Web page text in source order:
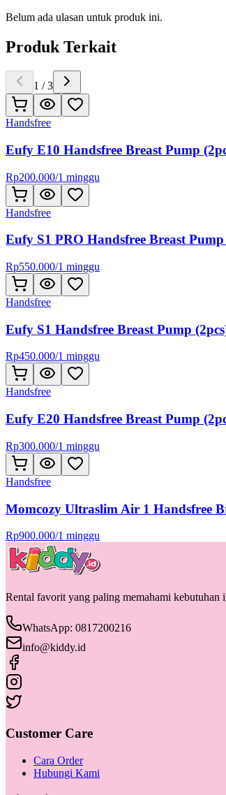
Belum ada ulasan untuk produk ini.
Produk Terkait
1 /3
Handsfree
Eufy E10 Handsfree Breast Pump
Rp200.000/1 minggu
Handsfree
Eufy S1 PRO Handsfree Breast Pump
Rp550.000/1 minggu
Handsfree
Eufy S1 Handsfree Breast Pump
Rp450.000/1 minggu
Handsfree
Eufy E20 Handsfree Breast Pump
Rp300.000/1 minggu
Handsfree
Momcozy Ultraslim Air 1 Handsfree
Rp900.000/1 minggu
Rental favorit yang paling memahami
WhatsApp: 0817200216
info@kiddy.id
Customer Care
Cara Order
Hubungi Kami